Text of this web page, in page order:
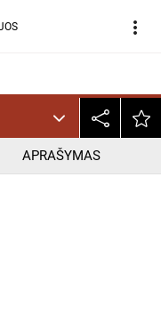
more_vert
APRAŠYMAS